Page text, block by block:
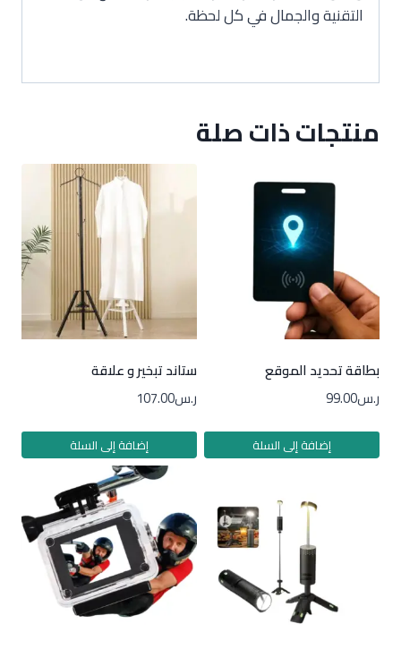
التقنية والجمال في كل لحظة.
منتجات ذات صلة
بطاقة تحديد الموقع
ر.س99.00
إضافة إلى السلة
ستاند تبخير و علاقة
ر.س107.00
إضافة إلى السلة